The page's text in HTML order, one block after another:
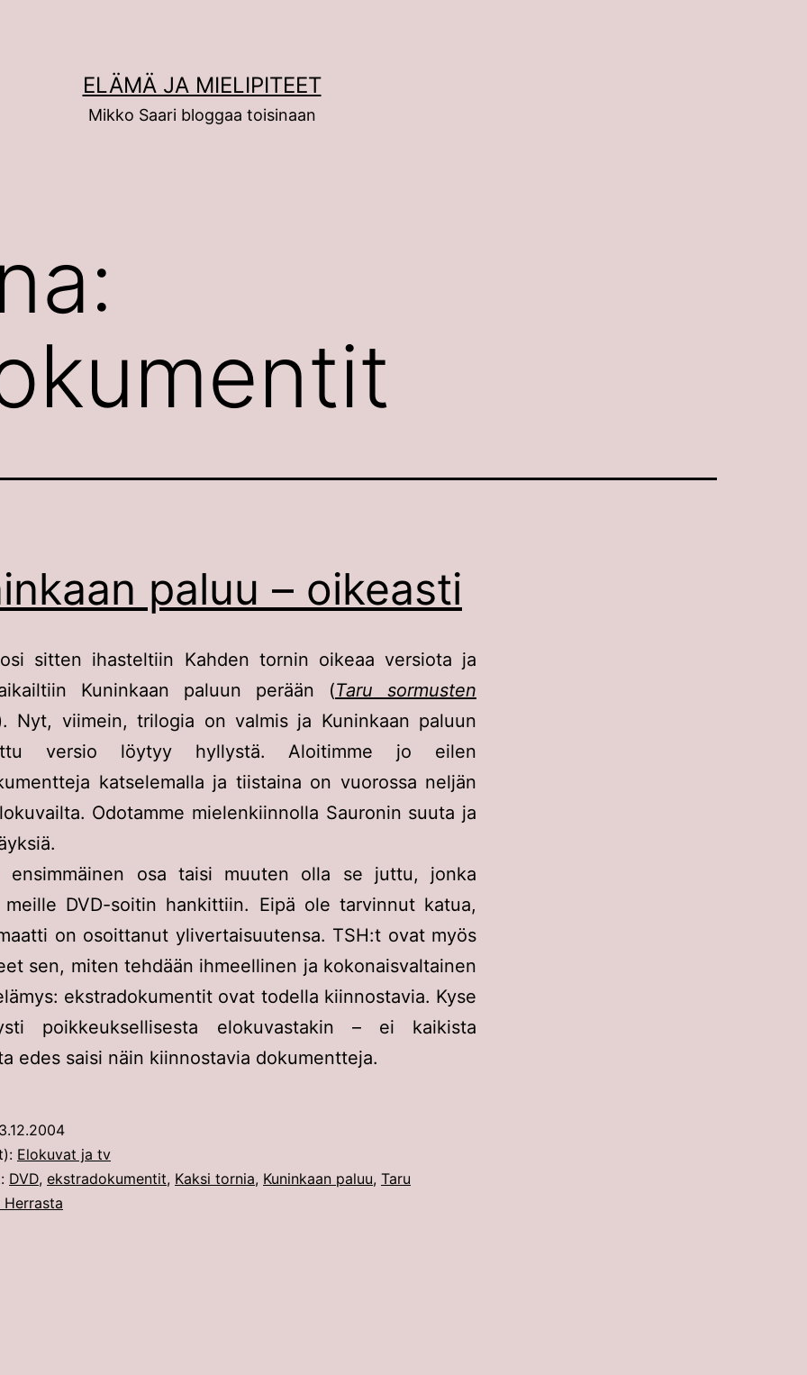
ELÄMÄ JA MIELIPITEET
Mikko Saari bloggaa toisinaan
paluu – oikeasti
sitten ihasteltiin Kahden tornin oikeaa versiota ja
Kuninkaan paluun perään (Taru sormusten
Nyt, viimein, trilogia on valmis ja Kuninkaan paluun
versio löytyy hyllystä. Aloitimme jo eilen
katselemalla ja tiistaina on vuorossa neljän
Odotamme mielenkiinnolla Sauronin suuta ja
ensimmäinen osa taisi muuten olla se juttu, jonka
meille DVD-soitin hankittiin. Eipä ole tarvinnut katua,
on osoittanut ylivertaisuutensa. TSH:t ovat myös
sen, miten tehdään ihmeellinen ja kokonaisvaltainen
ekstradokumentit ovat todella kiinnostavia. Kyse
poikkeuksellisesta elokuvastakin – ei kaikista
edes saisi näin kiinnostavia dokumentteja.
Elokuvat ja tv
DVD, ekstradokumentit, Kaksi tornia, Kuninkaan paluu, Taru
Herrasta